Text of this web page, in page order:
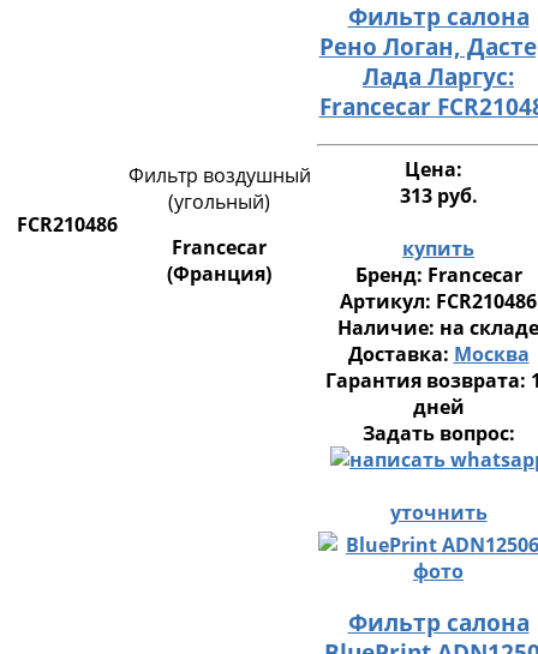
FCR210486
Фильтр воздушный
(угольный)
Francecar
(Франция)
Фильтр салона
Рено Логан,
Лада Ларгус:
Francecar
Цена:
313 руб.
купить
Бренд: Francecar
Артикул: FCR210486
Наличие: на складе
Доставка: Москва
Гарантия возврата:
дней
Задать вопрос:
уточнить
Фильтр салона